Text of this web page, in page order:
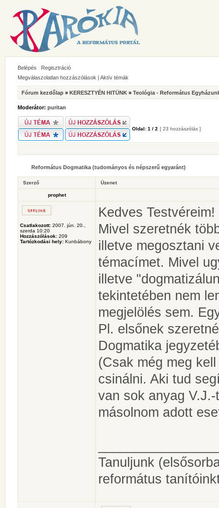
Belépés
Regisztráció
Megválaszolatlan hozzászólások | Aktív témák
Fórum kezdőlap » KERESZTYÉN HITÜNK » Teológia - Református
Moderátor: puritan
Oldal: 1 / 2 [ 23 hozzászólás ]
Református Dogmatika (tudományos és népszerű egyaránt)
Szerző Üzenet
prophet
Csatlakozott: 2007. jún. 20.,
szerda 10:20
Hozzászólások: 209
Tartózkodási hely: Kunbábony
Kedves Testvéreim!
Mivel szeretnék
illetve megosztani
témacímet. Mivel
illetve
tekintetében nem
megjelölés sem.
Pl. elsőnek
Dogmatika
(Csak még meg
csinálni. Aki tud
van sok anyag
másolnom adott
Tanuljunk
református